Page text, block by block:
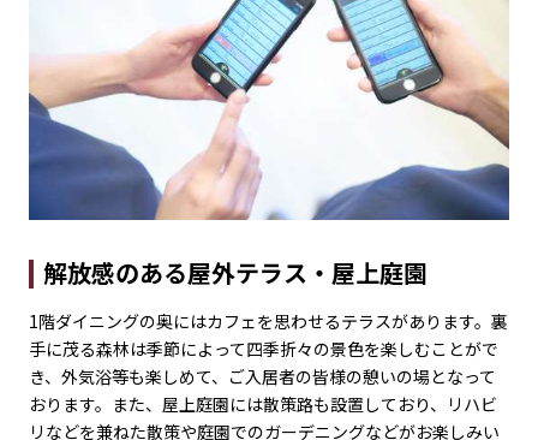
解放感のある屋外テラス・屋上庭園
1階ダイニングの奥にはカフェを思わせるテラスがあります。裏
手に茂る森林は季節によって四季折々の景色を楽しむことがで
き、外気浴等も楽しめて、ご入居者の皆様の憩いの場となって
おります。また、屋上庭園には散策路も設置しており、リハビ
リなどを兼ねた散策や庭園でのガーデニングなどがお楽しみい